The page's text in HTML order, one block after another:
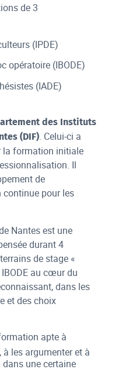
de 3
(IPDE)
opératoire (IBODE)
(IADE)
des Instituts
(DIF). Celui-ci a
la formation initiale
Il
de
pour les
Nantes est une
durant 4
de stage «
IBODE au cœur du
dans les
et des choix
apte à
les argumenter et à
une certaine